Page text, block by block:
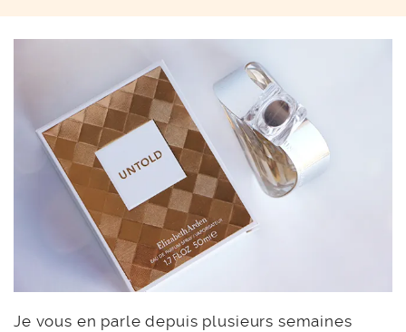
Je vous en parle depuis plusieurs semaines